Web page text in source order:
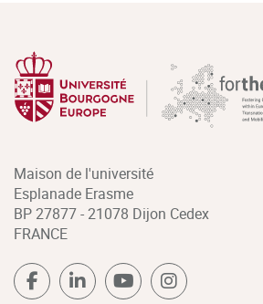
Maison de l'université
Esplanade Erasme
BP 27877 - 21078 Dijon Cedex
FRANCE